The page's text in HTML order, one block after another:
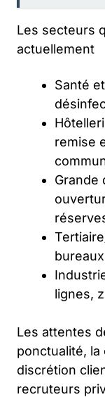
Les secteurs
actuellement
Santé
remise
Grande
lignes,
Les attentes
ponctualité, la
discrétion
recruteurs